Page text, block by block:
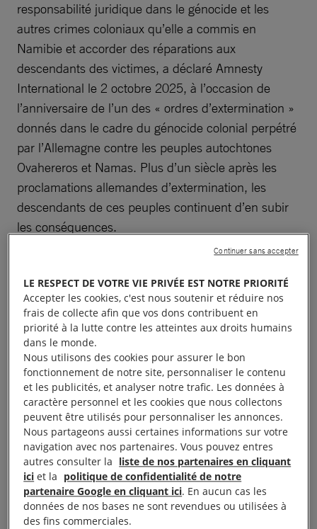
responsabilité juridique dans le génocide et les
autres crimes coloniaux qu’elle a commis en
Namibie et accorder des réparations aux
descendants des victimes, a déclaré Amnesty
International le 2 octobre 2025, à l’occasion de
l’anniversaire de l’un des « ordres d’extermination »
donnés dans le cadre du génocide colonial perpétré
par l’Allemagne contre les peuples autochtones
Ovahereros et Namas. Plus d’un siècle après les
proclamations allemandes d’extermination, les
descendants de ces peuples continuent d’en subir
les conséquences.
doivent garantir la participation pleine, effective et
constructive des peuples Ovahereros et Namas à
tout processus ou mécanisme de réparation visant à
remédier aux violations des droits humains
commises par le passé et à l’héritage durable de
l’époque coloniale allemande.
Le gouvernement allemand ne reconnaît pas son
obligation légale d’accorder des réparations aux
peuples Ovahereros et Namas. Or, en vertu du droit
international, les États ayant perpétré des crimes
coloniaux et d’autres violations sont tenus
d’accorder des réparations pleines, rapides et
LE RESPECT DE VOTRE VIE PRIVÉE EST NOTRE PRIORITÉ
Accepter les cookies, c'est nous soutenir et réduire nos
frais de collecte afin que vos dons contribuent en
priorité à la lutte contre les atteintes aux droits humains
dans le monde.
Nous utilisons des cookies pour assurer le bon
fonctionnement de notre site, personnaliser le contenu
et les publicités, et analyser notre trafic. Les données à
caractère personnel et les cookies que nous collectons
peuvent être utilisés pour personnaliser les annonces.
Nous partageons aussi certaines informations sur votre
navigation avec nos partenaires. Vous pouvez entres
autres consulter la liste de nos partenaires en cliquant
ici et la politique de confidentialité de notre
partenaire Google en cliquant ici. En aucun cas les
données de nos bases ne sont revendues ou utilisées à
des fins commerciales.
Continuer sans accepter